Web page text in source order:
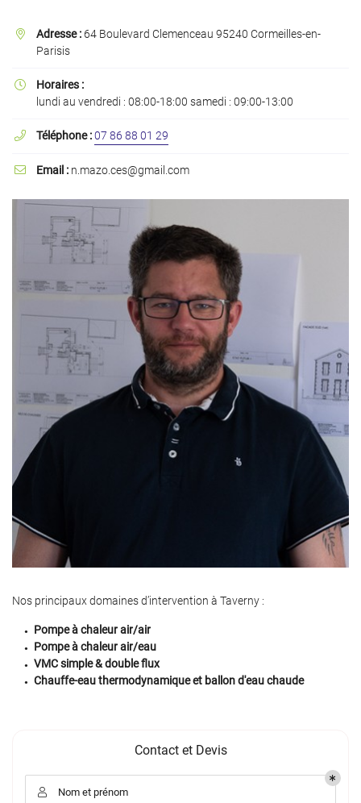
utilisantle formulaire de désinscription.
 Adresse : 64 Boulevard Clemenceau 95240 Cormeilles-en-
Parisis

Horaires :
lundi au vendredi : 08:00-18:00 samedi : 09:00-13:00
 Téléphone :07 86 88 01 29
 Email : n.mazo.ces@gmail.com
Nos principaux domaines d’intervention à Taverny :
Pompe à chaleur air/air
Pompe à chaleur air/eau
VMC simple & double flux
Chauffe-eau thermodynamique et ballon d'eau chaude
Contact et Devis
 Nom et prénom